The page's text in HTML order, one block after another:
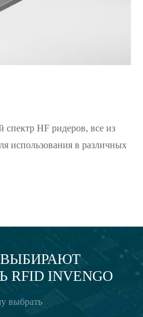
спектр HF ридеров, все из
использования в различных
INVENGO
выбрать